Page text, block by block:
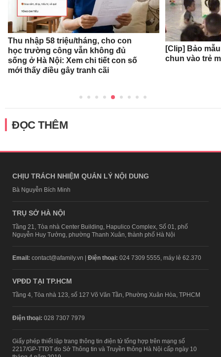
Thu nhập 58 triệu/tháng, cho con
học trường công vẫn không đủ
sống ở Hà Nội: Xem chi tiết con số
mới thấy điều gây tranh cãi
[Clip] Bảo
chun vào trẻ
ĐỌC THÊM
CHỊU TRÁCH NHIỆM QUẢN LÝ NỘI DUNG
Bà Nguyễn Bích Minh
TRỤ SỞ HÀ NỘI
Tầng 21, Tòa nhà Center Building, Hapulico Complex, Số 01, phố
Nguyễn Huy Tưởng, phường Thanh Xuân, thành phố Hà Nội
Email: contact@afamily.vn | Điện thoại: 024 7309 5555, máy lẻ 62.370
VPĐD TẠI TP.HCM
Tầng 4, Tòa nhà 123, số 127 Võ Văn Tần, Phường Xuân Hòa, TPHCM
Điện thoại: 028 7307 7979
Giấy phép thiết lập trang thông tin điện tử tổng hợp trên mạng số
2217/GP-TTĐT do Sở Thông tin và Truyền thông Hà Nội cấp ngày 10